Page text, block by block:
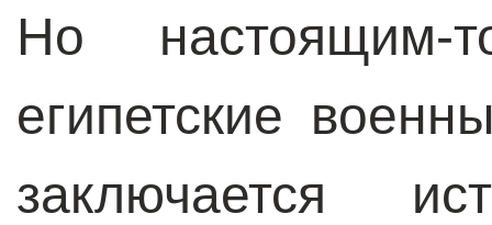
Но настоящим-
египетские
заключается